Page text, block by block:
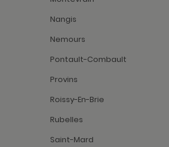
Nangis
Nemours
Pontault-Combault
Provins
Roissy-En-Brie
Rubelles
Saint-Mard